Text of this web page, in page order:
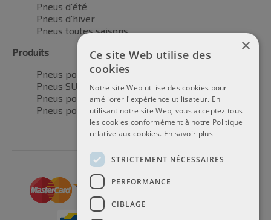
Pneus d'été
Pneus d'hiver
Pneus toutes saisons
Produits
Pneus pour voitures
Pneus SUV / 4x4
Pneus pour camionnettes
Pneus pour motos
×
Ce site Web utilise des
cookies
Notre site Web utilise des cookies pour
améliorer l'expérience utilisateur. En
utilisant notre site Web, vous acceptez tous
les cookies conformément à notre Politique
relative aux cookies. En savoir plus
STRICTEMENT NÉCESSAIRES
PERFORMANCE
CIBLAGE